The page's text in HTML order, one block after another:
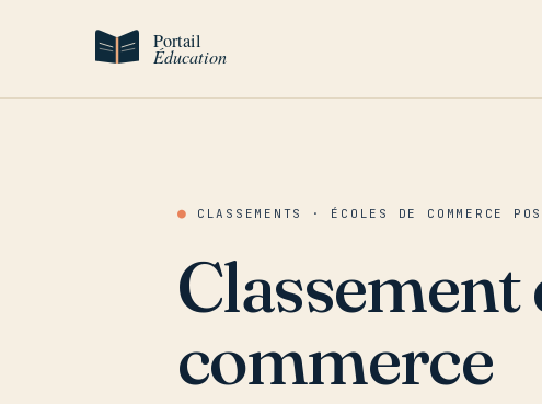
● CLASSEMENTS · ÉCOLES DE COMMERCE
Classement
commerce